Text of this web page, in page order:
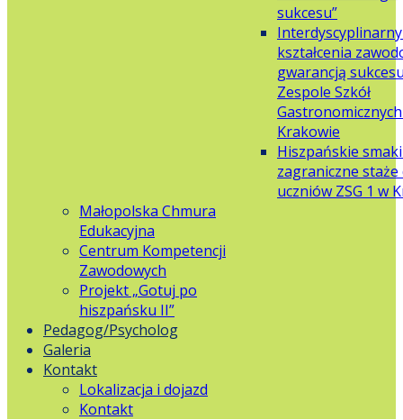
sukcesu”
kształcenia
gwarancją
Zespole Szkół
Krakowie
Hiszpańskie
zagraniczne staże
uczniów ZSG 1 w
Małopolska Chmura
Edukacyjna
Centrum Kompetencji
Zawodowych
Projekt „Gotuj po
hiszpańsku II”
Pedagog/Psycholog
Galeria
Kontakt
Lokalizacja i dojazd
Kontakt